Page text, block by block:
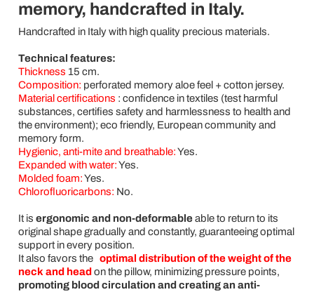
memory, handcrafted in Italy.
Handcrafted in Italy with high quality precious materials.
Technical features:
Thickness 15 cm.
Composition: perforated memory aloe feel + cotton jersey.
Material certifications : confidence in textiles (test harmful
substances, certifies safety and harmlessness to health and
the environment); eco friendly, European community and
memory form.
Hygienic, anti-mite and breathable:Yes.
Expanded with water:Yes.
Molded foam:Yes.
Chlorofluoricarbons: No.
It is ergonomic and non-deformableable to return to its
original shape gradually and constantly, guaranteeing optimal
support in every position.
It also favors the optimal distribution of the weight of the
neck and head on the pillow, minimizing pressure points,
promoting blood circulation and creating an anti-